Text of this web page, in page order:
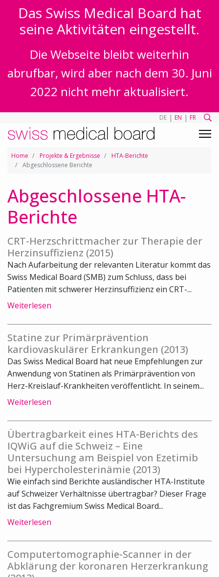
Das Swiss Medical Board hat
seine Aktivitäten eingestellt.
Die Webseite bleibt weiterhin
abrufbar, wird aber nach dem 30. Juni
2022 nicht mehr aktualisiert.
DE | EN | FR
Home Projekte & Ergebnisse
HTA-Berichte
Abgeschlossene Berichte
Abgeschlossene HTA-
Berichte
CRT-Herzschrittmacher zur Therapie der
Herzinsuffizienz (2015)
Nach Aufarbeitung der relevanten Literatur kommt das
Swiss Medical Board (SMB) zum Schluss, dass bei
Patienten mit schwerer Herzinsuffizienz ein CRT-...
Weiterlesen
Statine zur Primärprävention
kardiovaskulärer Erkrankungen (2013)
Das Swiss Medical Board hat neue Empfehlungen zur
Anwendung von Statinen als Primärprävention von
Herz-Kreislauf-Krankheiten veröffentlicht. In seinem...
Weiterlesen
Übertragbarkeit eines HTA-Berichts des
IQWiG auf die Schweiz – Eine
Untersuchung am Beispiel von Ezetimib
bei Hypercholesterinämie (2013)
Wie einfach sind Berichte ausländischer HTA-Institute
auf Schweizer Verhältnisse übertragbar? Dieser Frage
ist das Fachgremium Swiss Medical Board...
Weiterlesen
Computertomographie-Scanner in der
Abklärung der koronaren Herzerkrankung